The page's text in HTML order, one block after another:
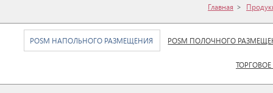
Главная
POSM НАПОЛЬНОГО РАЗМЕЩЕНИЯ POSM ПОЛОЧНОГО